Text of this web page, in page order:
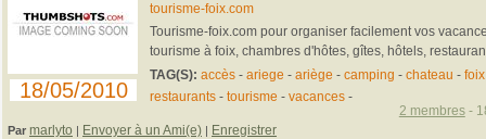
18/05/2010
tourisme-foix.com
Tourisme-foix.com pour organiser facilement vos
tourisme à foix, chambres d'hôtes, gîtes, hôtels,
TAG(S): accès- ariege - ariège - camping - chateau - foix
restaurants- tourisme - vacances-
Par marlyto | Envoyer à un Ami(e) | Enregistrer
2 membres-